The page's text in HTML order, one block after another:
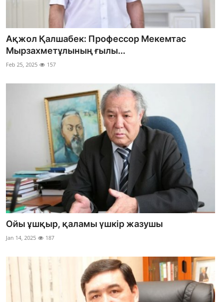
Ақжол Қалшабек: Профессор Мекемтас
Мырзахметұлының ғылы...
Feb 25, 2025 157
Ойы ұшқыр, қаламы үшкір жазушы
Jan 14, 2025 187